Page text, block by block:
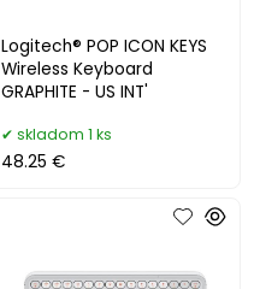
Logitech® POP ICON KEYS
Wireless Keyboard
GRAPHITE - US INT'
skladom 1 ks
48.25 €